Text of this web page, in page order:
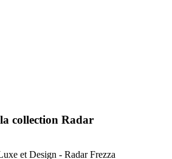
collection Radar